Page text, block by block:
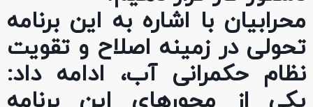
محرابیان با اشاره به این برنامه
تحولی در زمینه اصلاح و تقویت
نظام حکمرانی آب، ادامه داد: